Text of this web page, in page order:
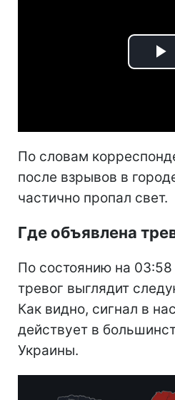
По словам
после взрывов в
частично пропал свет.
Где объявлена
По состоянию на
тревог выглядит
Как видно, сигнал в
действует в
Украины.